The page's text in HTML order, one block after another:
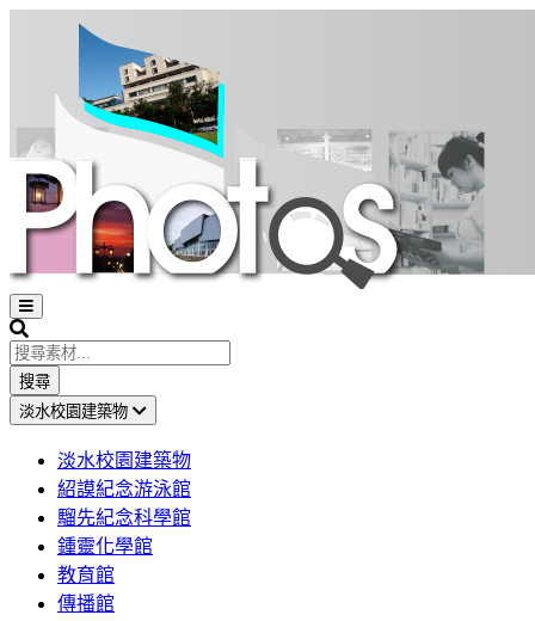
Open
sidebar
Search
搜尋
淡水校園建築物
淡水校園建築物
紹謨紀念游泳館
騮先紀念科學館
鍾靈化學館
教育館
傳播館